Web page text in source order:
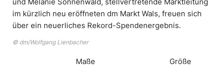
und Melanie Sonnenwald, stellvertretende Marktleitung
im kürzlich neu eröffneten dm Markt Wals, freuen sich
über ein neuerliches Rekord-Spendenergebnis.
© dm/Wolfgang Lienbacher
Maße Größe